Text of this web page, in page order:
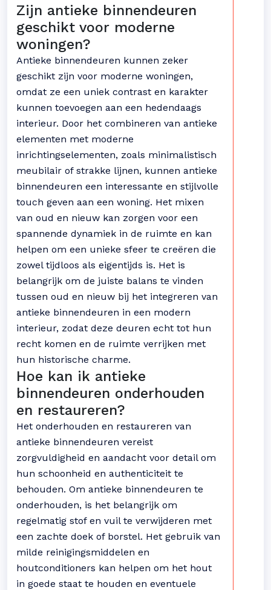
Zijn antieke binnendeuren
geschikt voor moderne
woningen?
Antieke binnendeuren kunnen zeker
geschikt zijn voor moderne woningen,
omdat ze een uniek contrast en karakter
kunnen toevoegen aan een hedendaags
interieur. Door het combineren van antieke
elementen met moderne
inrichtingselementen, zoals minimalistisch
meubilair of strakke lijnen, kunnen antieke
binnendeuren een interessante en stijlvolle
touch geven aan een woning. Het mixen
van oud en nieuw kan zorgen voor een
spannende dynamiek in de ruimte en kan
helpen om een unieke sfeer te creëren die
zowel tijdloos als eigentijds is. Het is
belangrijk om de juiste balans te vinden
tussen oud en nieuw bij het integreren van
antieke binnendeuren in een modern
interieur, zodat deze deuren echt tot hun
recht komen en de ruimte verrijken met
hun historische charme.
Hoe kan ik antieke
binnendeuren onderhouden
en restaureren?
Het onderhouden en restaureren van
antieke binnendeuren vereist
zorgvuldigheid en aandacht voor detail om
hun schoonheid en authenticiteit te
behouden. Om antieke binnendeuren te
onderhouden, is het belangrijk om
regelmatig stof en vuil te verwijderen met
een zachte doek of borstel. Het gebruik van
milde reinigingsmiddelen en
houtconditioners kan helpen om het hout
in goede staat te houden en eventuele